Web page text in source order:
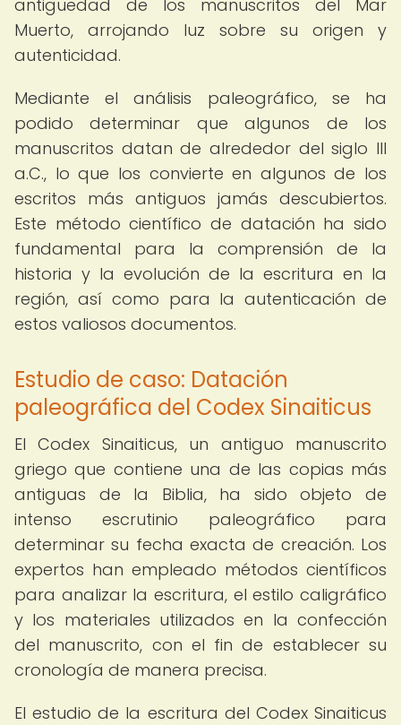
antigüedad de los manuscritos del Mar
Muerto, arrojando luz sobre su origen y
autenticidad.
Mediante el análisis paleográfico, se ha
podido determinar que algunos de los
manuscritos datan de alrededor del siglo III
a.C., lo que los convierte en algunos de los
escritos más antiguos jamás descubiertos.
Este método científico de datación ha sido
fundamental para la comprensión de la
historia y la evolución de la escritura en la
región, así como para la autenticación de
estos valiosos documentos.
Estudio de caso: Datación
paleográfica del Codex Sinaiticus
El Codex Sinaiticus, un antiguo manuscrito
griego que contiene una de las copias más
antiguas de la Biblia, ha sido objeto de
intenso escrutinio paleográfico para
determinar su fecha exacta de creación. Los
expertos han empleado métodos científicos
para analizar la escritura, el estilo caligráfico
y los materiales utilizados en la confección
del manuscrito, con el fin de establecer su
cronología de manera precisa.
El estudio de la escritura del Codex Sinaiticus